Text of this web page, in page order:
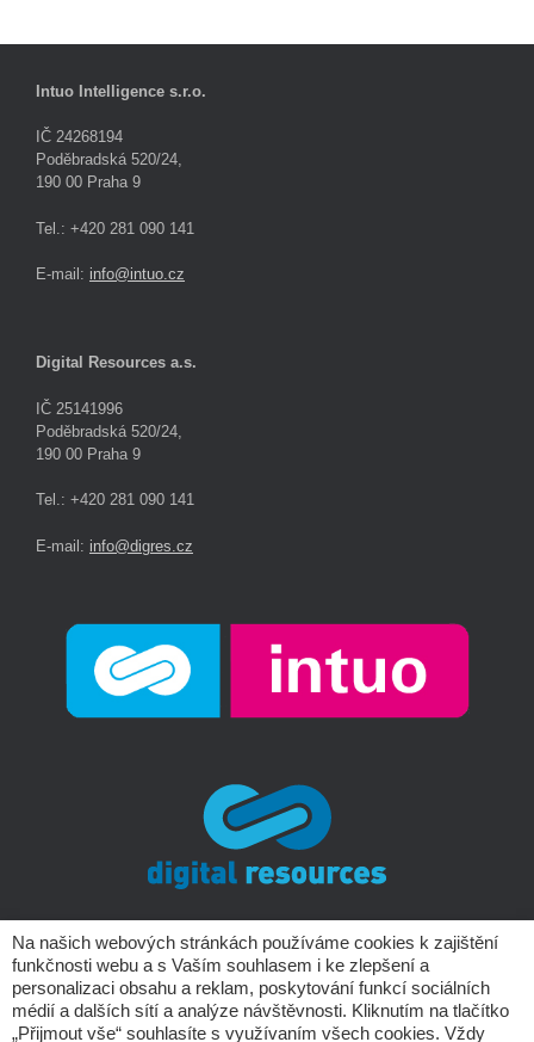
Intuo Intelligence s.r.o.
IČ 24268194
Poděbradská 520/24,
190 00 Praha 9
Tel.: +420 281 090 141
E-mail: info@intuo.cz
Digital Resources a.s.
IČ 25141996
Poděbradská 520/24,
190 00 Praha 9
Tel.: +420 281 090 141
E-mail: info@digres.cz
Copyright © Digital Resources a.s.
Na našich webových stránkách používáme cookies k zajištění
funkčnosti webu a s Vaším souhlasem i ke zlepšení a
personalizaci obsahu a reklam, poskytování funkcí sociálních
médií a dalších sítí a analýze návštěvnosti. Kliknutím na tlačítko
„Přijmout vše“ souhlasíte s využívaním všech cookies. Vždy